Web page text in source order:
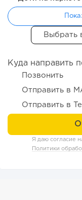
От стартапа за 30
Куда направить
Позвонить
Отправить в
Отправить в
Я даю согласие
Политики